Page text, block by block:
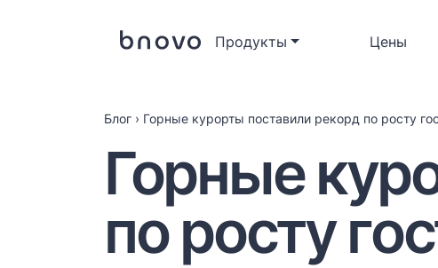
Продукты Цены
Блог › Горные курорты поставили рекорд по росту
Горные
по росту